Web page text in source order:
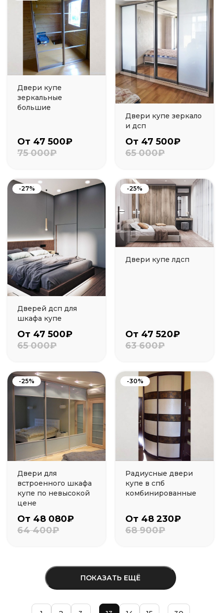
Двери купе
зеркальные
большие
От 47 500₽
75 000₽
Двери купе зеркало
и дсп
От 47 500₽
65 000₽
-27%
Дверей дсп для
шкафа купе
От 47 500₽
65 000₽
-25%
Двери купе лдсп
От 47 520₽
63 600₽
-25%
Двери для
встроенного шкафа
купе по невысокой
цене
От 48 080₽
64 400₽
-30%
Радиусные двери
купе в спб
комбинированные
От 48 230₽
68 900₽
ПОКАЗАТЬ ЕЩЁ